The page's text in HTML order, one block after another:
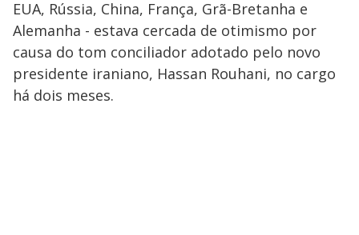
EUA, Rússia, China, França, Grã-Bretanha e
Alemanha - estava cercada de otimismo por
causa do tom conciliador adotado pelo novo
presidente iraniano, Hassan Rouhani, no cargo
há dois meses.